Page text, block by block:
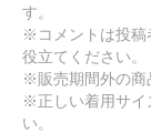
す。
※コメントは投稿
役立てください。
※販売期間外の商
※正しい着用サイ
い。